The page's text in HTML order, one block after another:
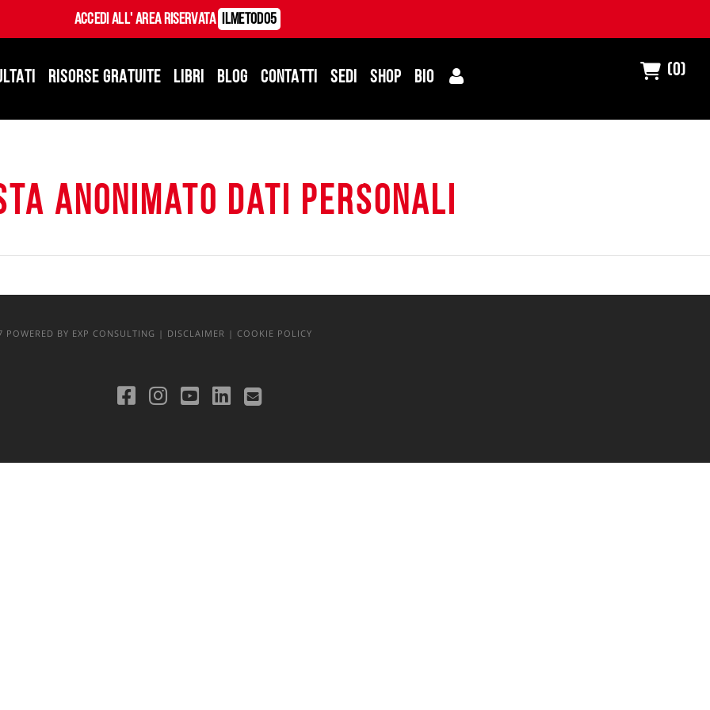
Accedi all' Area Riservata ILMetodo5
RISORSE GRATUITE LIBRI BLOG CONTATTI SEDI SHOP BIO (0)
Anonimato Dati Personali
POWERED BY EXP CONSULTING | DISCLAIMER | COOKIE POLICY